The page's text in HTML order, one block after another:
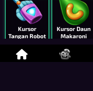
Kursor
Tangan Robot
200
Kursor Daun
Makaroni
200
Frames